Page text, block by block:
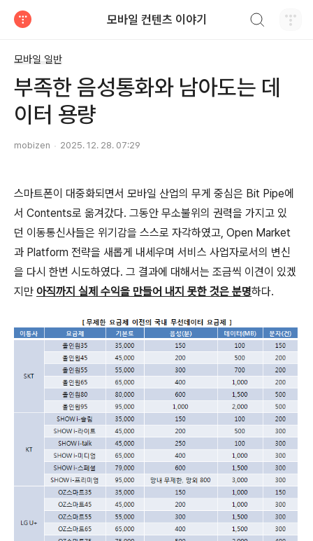
모바일 컨텐츠 이야기
모바일 일반
부족한 음성통화와 남아도는 데
이터 용량
mobizen 2025. 12. 28. 07:29
스마트폰이 대중화되면서 모바일 산업의 무게 중심은 Bit Pipe에
서 Contents로 옮겨갔다. 그동안 무소불위의 권력을 가지고 있
던 이동통신사들은 위기감을 스스로 자각하였고, Open Market
과 Platform 전략을 새롭게 내세우며 서비스 사업자로서의 변신
을 다시 한번 시도하였다. 그 결과에 대해서는 조금씩 이견이 있겠
지만 아직까지 실제 수익을 만들어 내지 못한 것은 분명하다.